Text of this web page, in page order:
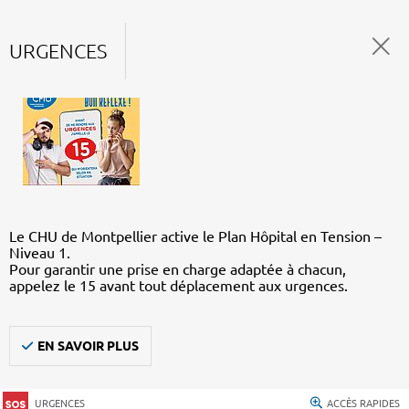
URGENCES
Le CHU de Montpellier active le Plan Hôpital en Tension –
Niveau 1.
Pour garantir une prise en charge adaptée à chacun,
appelez le 15 avant tout déplacement aux urgences.
EN SAVOIR PLUS
URGENCES ACCÈS RAPIDES